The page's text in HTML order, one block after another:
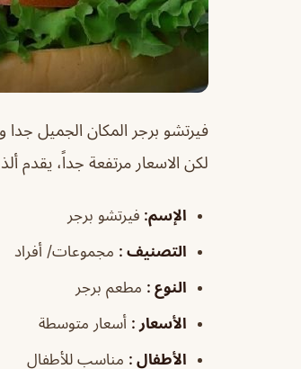
فيرتشو برجر المكان الجميل جدا
لكن الاسعار مرتفعة جداً، يقدم
الإسم: فيرتشو برجر
التصنيف : مجموعات/ أفراد
النوع : مطعم برجر
الأسعار : أسعار متوسطة
الأطفال : مناسب للأطفال